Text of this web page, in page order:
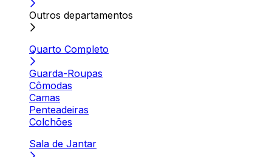
Outros departamentos
Quarto Completo
Guarda-Roupas
Cômodas
Camas
Penteadeiras
Colchões
Sala de Jantar